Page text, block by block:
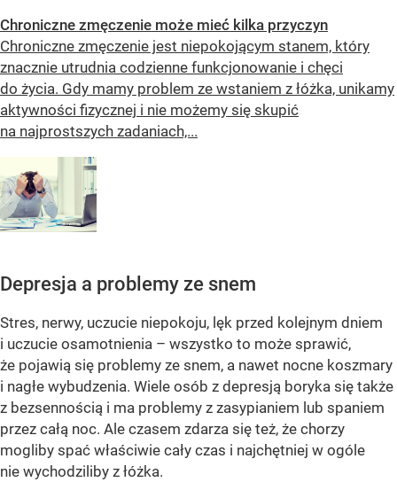
Chroniczne zmęczenie może mieć kilka przyczyn
Chroniczne zmęczenie jest niepokojącym stanem, który
znacznie utrudnia codzienne funkcjonowanie i chęci
do życia. Gdy mamy problem ze wstaniem z łóżka, unikamy
aktywności fizycznej i nie możemy się skupić
na najprostszych zadaniach,...
Depresja a problemy ze snem
Stres, nerwy, uczucie niepokoju, lęk przed kolejnym dniem
i uczucie osamotnienia – wszystko to może sprawić,
że pojawią się problemy ze snem, a nawet nocne koszmary
i nagłe wybudzenia. Wiele osób z depresją boryka się także
z bezsennością i ma problemy z zasypianiem lub spaniem
przez całą noc. Ale czasem zdarza się też, że chorzy
mogliby spać właściwie cały czas i najchętniej w ogóle
nie wychodziliby z łóżka.